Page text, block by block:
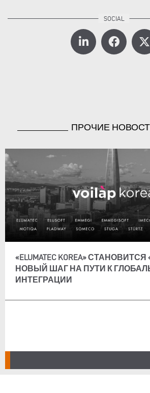
ПРОЧИЕ
«ELUMATEC KOREA» СТАНОВИТСЯ
НОВЫЙ ШАГ НА ПУТИ К
ИНТЕГРАЦИИ